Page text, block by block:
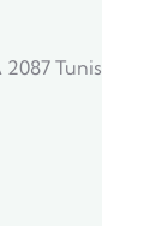
Tunis